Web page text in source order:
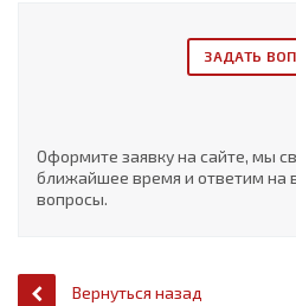
ЗАДАТЬ
Оформите заявку на сайте, мы
ближайшее время и ответим на
вопросы.
Вернуться назад